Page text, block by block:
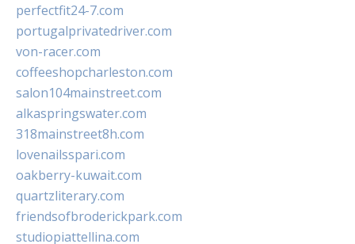
perfectfit24-7.com
portugalprivatedriver.com
von-racer.com
coffeeshopcharleston.com
salon104mainstreet.com
alkaspringswater.com
318mainstreet8h.com
lovenailsspari.com
oakberry-kuwait.com
quartzliterary.com
friendsofbroderickpark.com
studiopiattellina.com